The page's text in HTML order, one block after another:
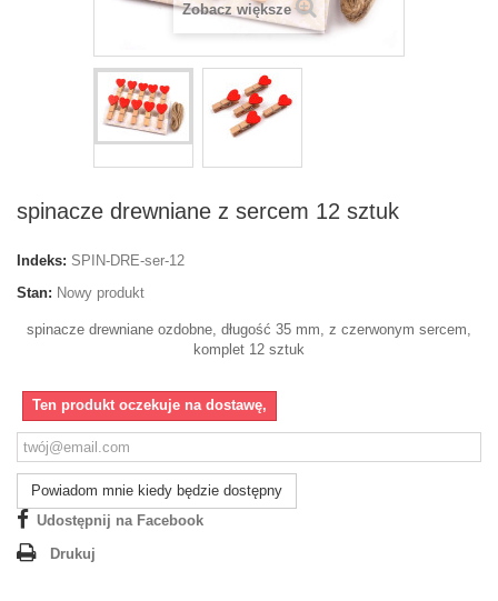
Zobacz większe
spinacze drewniane z sercem 12 sztuk
Indeks: SPIN-DRE-ser-12
Stan: Nowy produkt
spinacze drewniane ozdobne, długość 35 mm, z czerwonym sercem,
komplet 12 sztuk
Ten produkt oczekuje na dostawę,
Powiadom mnie kiedy będzie dostępny
Udostępnij na Facebook
Drukuj